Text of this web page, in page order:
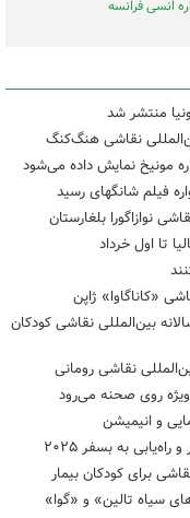
انسی فرانسه
نقاشی هنگ‌کنگ
مونیخ نمایش داده می‌شود
فیلم شانگهای رسید
تا اول خرداد
بین‌المللی نقاشی کودکان
ویژه روی صحنه می‌رود
و انیمیشن
به بسفر ۲۰۲۵
برای کودکان بیمار
سیاه تالین» و «گوا»